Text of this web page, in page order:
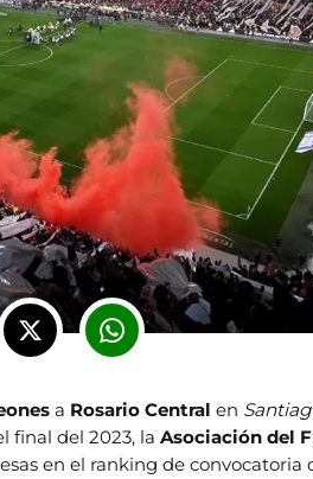
a Rosario Central en
final del 2023, la Asociación del
en el ranking de convocatoria